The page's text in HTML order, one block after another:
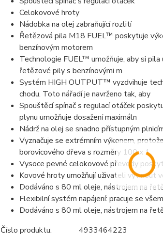
Celokovové hroty
Nádobka na olej zabraňující rozlití
Řetězová pila M18 FUEL™ poskytuje
benzínovým motorem
Technologie FUEL™ umožňuje, aby si
řetězové pily s benzínovými m
Systém HIGH OUTPUT™ vyzdvihuje
chodu. Toto nářadí je navrženo tak, aby
Spouštěcí spínač s regulací otáček
plynu umožňuje dosažení maximáln
Nádrž na olej se snadno přístupným
Vyznačuje se extrémním výkonem,
borovicového dřeva s rozměry 100 x 1
Vysoce pevné celokovové převody
Kovové hroty umožňují uživateli vyvinout
Dodáváno s 80 ml oleje, nástrojem na
Flexibilní systém napájení: pracuje se
Dodáváno s 80 ml oleje, nástrojem na
Číslo produktu:
4933464223